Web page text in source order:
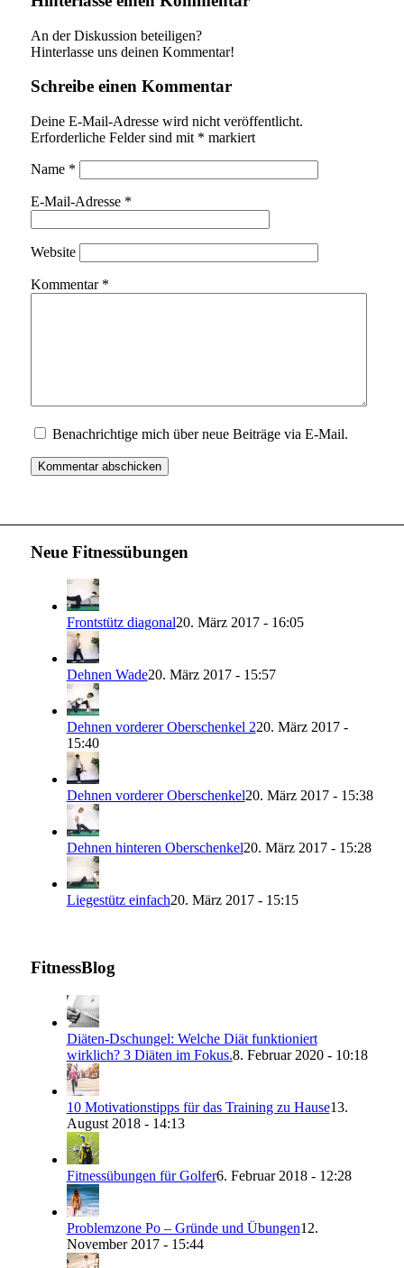
An der Diskussion beteiligen?
Hinterlasse uns deinen Kommentar!
Schreibe einen Kommentar
Deine E-Mail-Adresse wird nicht veröffentlicht.
Erforderliche Felder sind mit * markiert
Name *
E-Mail-Adresse *
Website
Kommentar *
Benachrichtige mich über neue Beiträge via E-Mail.
Neue Fitnessübungen
Frontstütz diagonal20. März 2017 - 16:05
Dehnen Wade20. März 2017 - 15:57
Dehnen vorderer Oberschenkel 220. März 2017 -
15:40
Dehnen vorderer Oberschenkel20. März 2017 - 15:38
Dehnen hinteren Oberschenkel20. März 2017 - 15:28
Liegestütz einfach20. März 2017 - 15:15
FitnessBlog
Diäten-Dschungel: Welche Diät funktioniert
wirklich? 3 Diäten im Fokus.8. Februar 2020 - 10:18
10 Motivationstipps für das Training zu Hause13.
August 2018 - 14:13
Fitnessübungen für Golfer6. Februar 2018 - 12:28
Problemzone Po – Gründe und Übungen12.
November 2017 - 15:44